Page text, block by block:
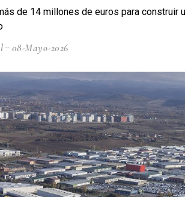
de 14 millones de euros para construir
08-Mayo-2026